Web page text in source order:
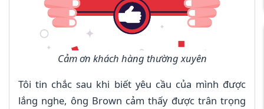
Cảm ơn khách hàng thường xuyên
Tôi tin chắc sau khi biết yêu cầu của mình được
lắng nghe, ông Brown cảm thấy được trân trọng